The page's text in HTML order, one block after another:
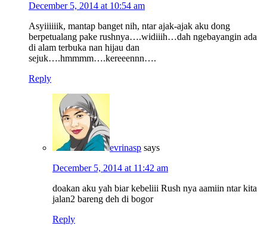
December 5, 2014 at 10:54 am
Asyiiiiiik, mantap banget nih, ntar ajak-ajak aku dong
berpetualang pake rushnya….widiiih…dah ngebayangin ada
di alam terbuka nan hijau dan
sejuk….hmmmm….kereeennn….
Reply
evrinasp says
December 5, 2014 at 11:42 am
doakan aku yah biar kebeliii Rush nya aamiin ntar kita
jalan2 bareng deh di bogor
Reply